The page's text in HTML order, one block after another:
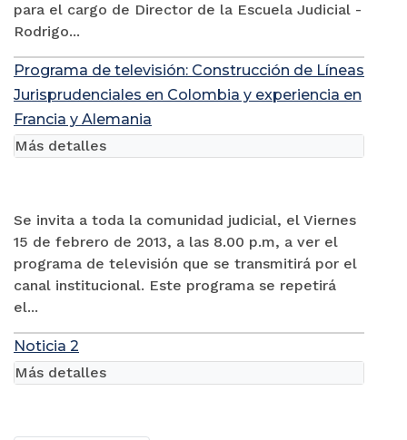
para el cargo de Director de la Escuela Judicial -
Rodrigo...
Programa de televisión: Construcción de Líneas
Jurisprudenciales en Colombia y experiencia en
Francia y Alemania
Se invita a toda la comunidad judicial, el Viernes
15 de febrero de 2013, a las 8.00 p.m, a ver el
programa de televisión que se transmitirá por el
canal institucional. Este programa se repetirá
el...
Más detalles
Noticia 2
Más detalles